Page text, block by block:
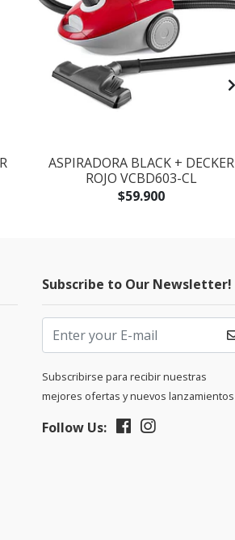
ASPIRADORA BLACK + DECKER
ROJO VCBD603-CL
$59.900
Subscribe to Our Newsletter!
Subscribirse para recibir nuestras
mejores ofertas y nuevos lanzamientos
Follow Us: